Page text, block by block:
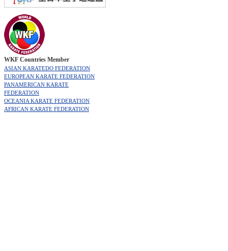
WKF Countries Member
ASIAN KARATEDO FEDERATION
EUROPEAN KARATE FEDERATION
PANAMERICAN KARATE
FEDERATION
OCEANIA KARATE FEDERATION
AFRICAN KARATE FEDERATION